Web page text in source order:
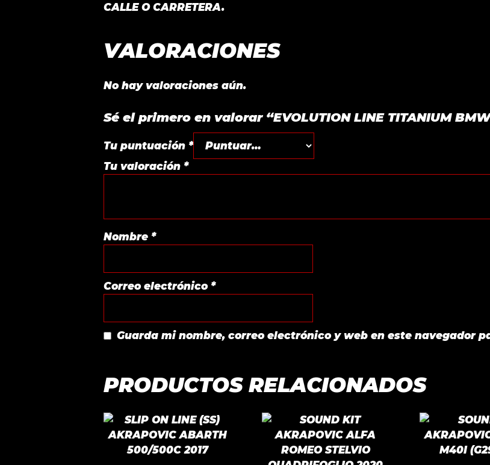
CALLE O CARRETERA.
VALORACIONES
No hay valoraciones aún.
Sé el primero en valorar “EVOLUTION LINE TITANIUM
Tu puntuación *
Tu valoración *
Nombre *
Correo electrónico *
Guarda mi nombre, correo electrónico y web en este navegador
PRODUCTOS RELACIONADOS